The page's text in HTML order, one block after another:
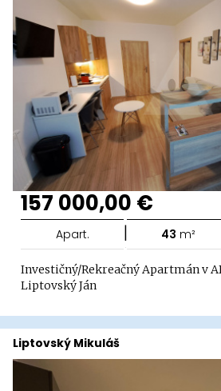
157 000,00 €
Apart. | 43 m²
Investičný/Rekreačný Apartmán v
Liptovský Ján
Liptovský Mikuláš